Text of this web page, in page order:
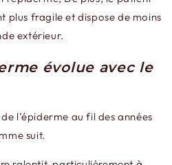
plus fragile et dispose de moins
extérieur.
évolue avec le
l’épiderme au fil des années
suit.